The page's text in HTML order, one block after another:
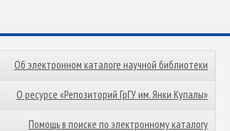
Об электронном каталоге научной библиотеки
О ресурсе «Репозиторий ГрГУ им. Янки Купалы»
Помощь в поиске по электронному каталогу